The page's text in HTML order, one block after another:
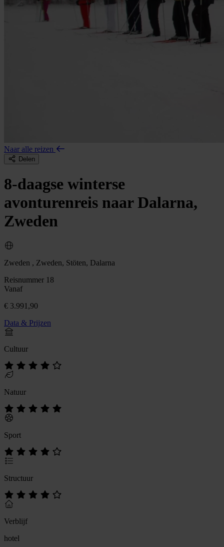
Naar alle reizen
Delen
8-daagse winterse
avonturenreis naar Dalarna,
Zweden
Zweden , Zweden, Stöten, Dalarna
Reisnummer 18
Vanaf
€ 3.991,90
Data & Prijzen
Cultuur
Natuur
Sport
Structuur
Verblijf
hotel